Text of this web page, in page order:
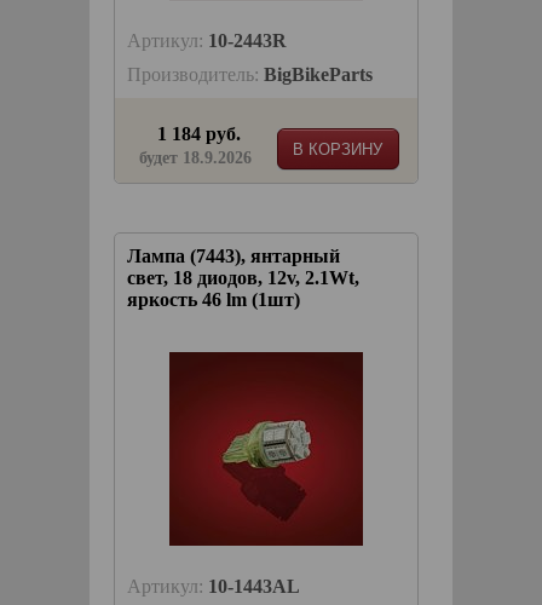
Артикул: 10-2443R
Производитель: BigBikeParts
В КОРЗИНУ
1 184 руб.
будет 18.9.2026
Лампа (7443), янтарный
свет, 18 диодов, 12v, 2.1Wt,
яркость 46 lm (1шт)
Артикул: 10-1443AL